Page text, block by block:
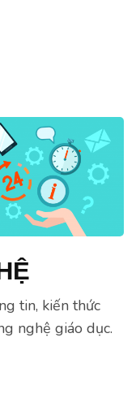
tin, kiến thức
nghệ giáo dục.